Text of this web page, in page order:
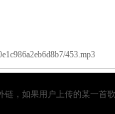
453.mp3
链，如果用户上传的某一首